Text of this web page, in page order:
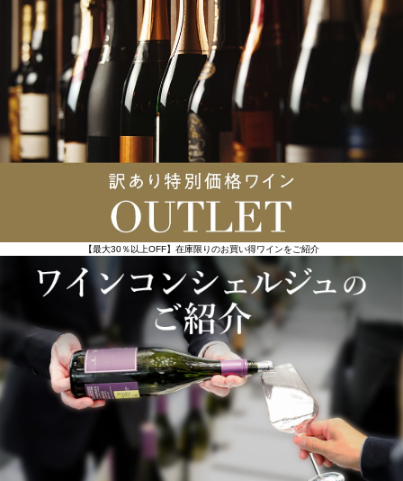
【最大30％以上OFF】在庫限りのお買い得ワインをご紹介